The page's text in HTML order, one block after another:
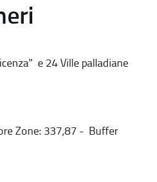
e 24 Ville palladiane
Zone: 337,87 - Buffer